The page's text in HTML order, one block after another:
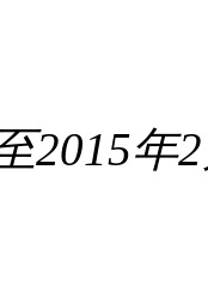
2015年